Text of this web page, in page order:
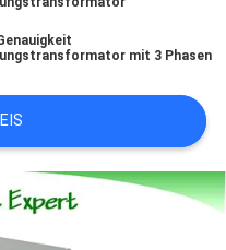
mit 3 Phasen